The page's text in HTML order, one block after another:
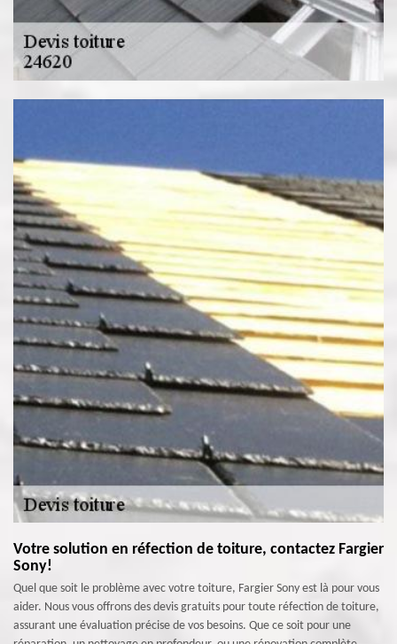
Votre solution en réfection de toiture, contactez Fargier
Sony!
Quel que soit le problème avec votre toiture, Fargier Sony est là pour vous
aider. Nous vous offrons des devis gratuits pour toute réfection de toiture,
assurant une évaluation précise de vos besoins. Que ce soit pour une